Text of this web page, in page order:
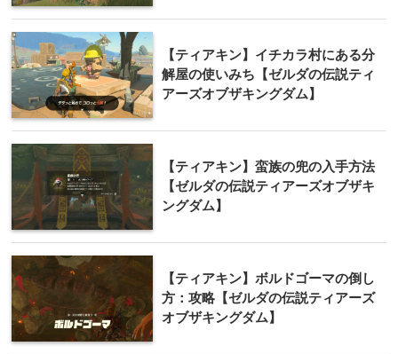
【ティアキン】イチカラ村にある分
解屋の使いみち【ゼルダの伝説ティ
アーズオブザキングダム】
【ティアキン】蛮族の兜の入手方法
【ゼルダの伝説ティアーズオブザキ
ングダム】
【ティアキン】ボルドゴーマの倒し
方：攻略【ゼルダの伝説ティアーズ
オブザキングダム】